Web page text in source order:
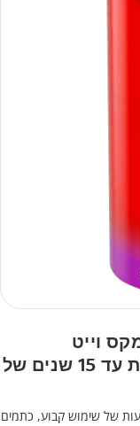
וייט
אולטימט רדיאנס הופכת ומבטלת עד 15 שנים של
15 שנים של הצהבת שיניים לאחר 4 שבועות של שימוש קבוע, כתמים